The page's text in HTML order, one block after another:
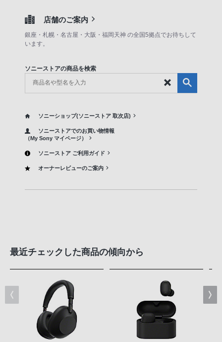
店舗のご案内
銀座・札幌・名古屋・大阪・福岡天神 の全国5拠点でお待ちして
います。
ソニーストアの商品を検索
ソニーショップ(ソニーストア 取次店)
ソニーストアでのお買い物情報
（My Sony マイページ）
ソニーストア ご利用ガイド
オーナーレビューのご案内
最近チェックした商品の傾向から